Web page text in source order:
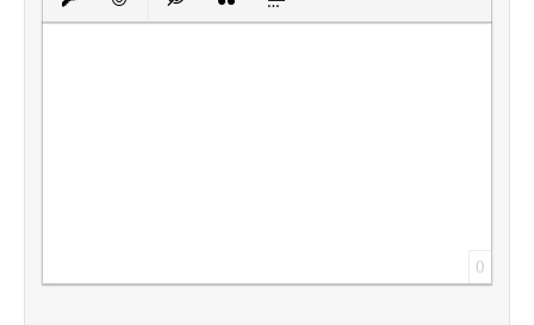
Вставить защищенную ссылку
Вставить смайлик
Вставка скрытого текста
Вставка цитаты
Вставка спойлера
0